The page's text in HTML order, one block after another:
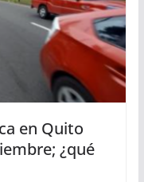
en Quito
¿qué